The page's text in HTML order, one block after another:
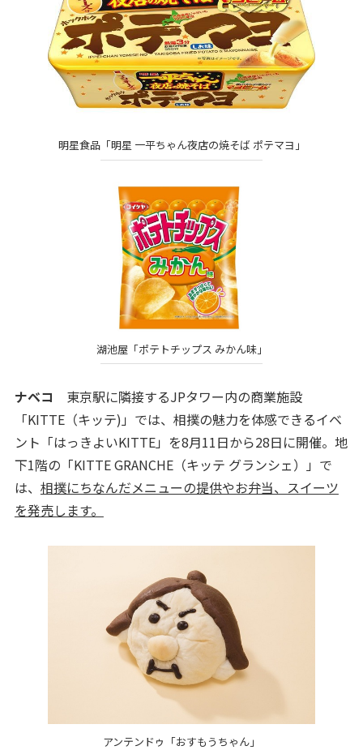
明星食品「明星 一平ちゃん夜店の焼そば ポテマヨ」
湖池屋「ポテトチップス みかん味」
ナベコ 東京駅に隣接するJPタワー内の商業施設
「KITTE（キッテ)」では、相撲の魅力を体感できるイベ
ント「はっきよいKITTE」を8月11日から28日に開催。地
下1階の「KITTE GRANCHE（キッテ グランシェ）」で
は、 相撲にちなんだメニューの提供やお弁当、スイーツ
を発売します。
アンテンドゥ「おすもうちゃん」